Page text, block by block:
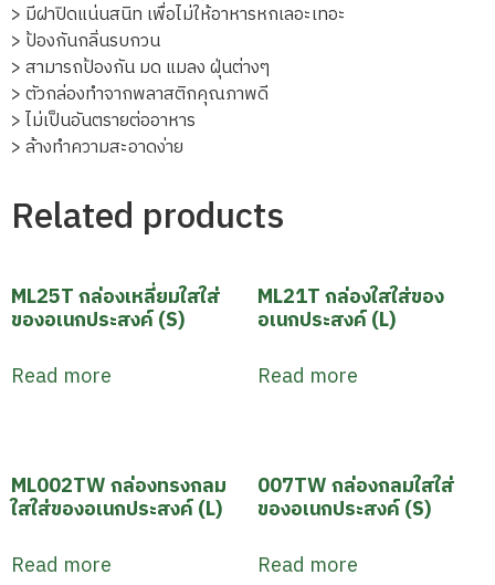
> มีฝาปิดแน่นสนิท เพื่อไม่ให้อาหารหกเลอะเทอะ
> ป้องกันกลิ่นรบกวน
> สามารถป้องกัน มด แมลง ฝุ่นต่างๆ
> ตัวกล่องทำจากพลาสติกคุณภาพดี
> ไม่เป็นอันตรายต่ออาหาร
> ล้างทำความสะอาดง่าย
Related products
ML25T กล่องเหลี่ยมใสใส่
ของอเนกประสงค์ (S)
Read more
ML21T กล่องใสใส่ของ
อเนกประสงค์ (L)
Read more
ML002TW กล่องทรงกลม
ใสใส่ของอเนกประสงค์ (L)
Read more
007TW กล่องกลมใสใส่
ของอเนกประสงค์ (S)
Read more